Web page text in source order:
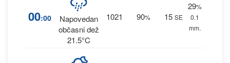
00:00
Napovedan
občasni dež
21.5°C
1021 90% 15 SE
29%
0.1
mm.